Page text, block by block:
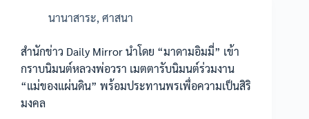
นานาสาระ, ศาสนา
สำนักข่าว Daily Mirror นำโดย “มาดามอิมมี่” เข้า
กราบนิมนต์หลวงพ่อวรา เมตตารับนิมนต์ร่วมงาน
“แม่ของแผ่นดิน” พร้อมประทานพรเพื่อความเป็นสิริ
มงคล